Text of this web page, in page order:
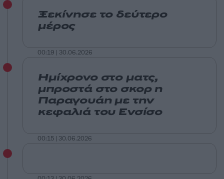
Ξεκίνησε το δεύτερο
μέρος
00:19 | 30.06.2026
Ημίχρονο στο ματς,
μπροστά στο σκορ η
Παραγουάη με την
κεφαλιά του Ενσίσο
00:15 | 30.06.2026